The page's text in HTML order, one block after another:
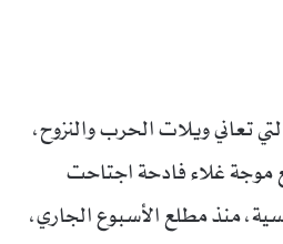
تعاني ويلات الحرب والنزوح،
غلاء فادحة اجتاحت
منذ مطلع الأسبوع الجاري،